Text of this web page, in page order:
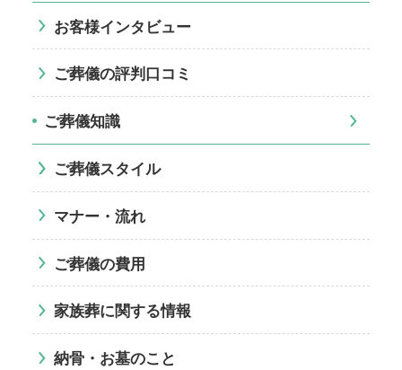
お客様インタビュー
ご葬儀の評判口コミ
ご葬儀知識
ご葬儀スタイル
マナー・流れ
ご葬儀の費用
家族葬に関する情報
納骨・お墓のこと